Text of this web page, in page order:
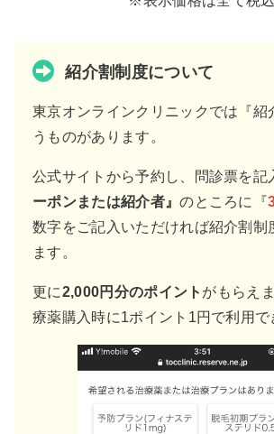
紹介割制度について
東京オンラインクリニックでは『紹
うものがあります。
公式サイトから予約し、問診票を記
ーポンまたは紹介者』のところに『
数字をご記入いただければ紹介割制
ます。
更に2,000円分のポイント がもらえ
療薬購入時に1ポイント1円で利用で